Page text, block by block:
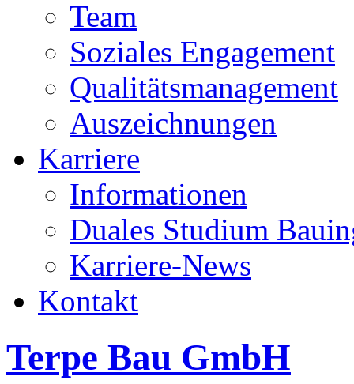
Team
Soziales Engagement
Qualitätsmanagement
Auszeichnungen
Karriere
Informationen
Duales Studium
Karriere-News
Kontakt
Terpe Bau GmbH